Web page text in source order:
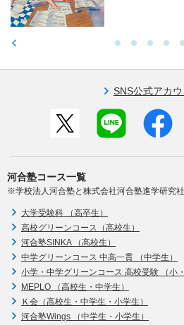
SNS公式アカウ
河合塾コース一覧
※学校法人河合塾と株式会社河合塾進学研究
大学受験科 （高卒生）
高校グリーンコース（高校生）
河合塾SINKA （高校生）
中学グリーンコース 中高一貫 （中学生）
小学・中学グリーンコース 高校受験 （小
MEPLO （高校生・中学生）
Ｋ会（高校生・中学生・小学生）
河合塾Wings （中学生・小学生）